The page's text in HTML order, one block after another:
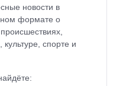
новости в
формате о
культуре, спорте и